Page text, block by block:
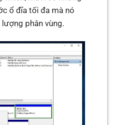
ổ đĩa tối đa mà nó
phân vùng.